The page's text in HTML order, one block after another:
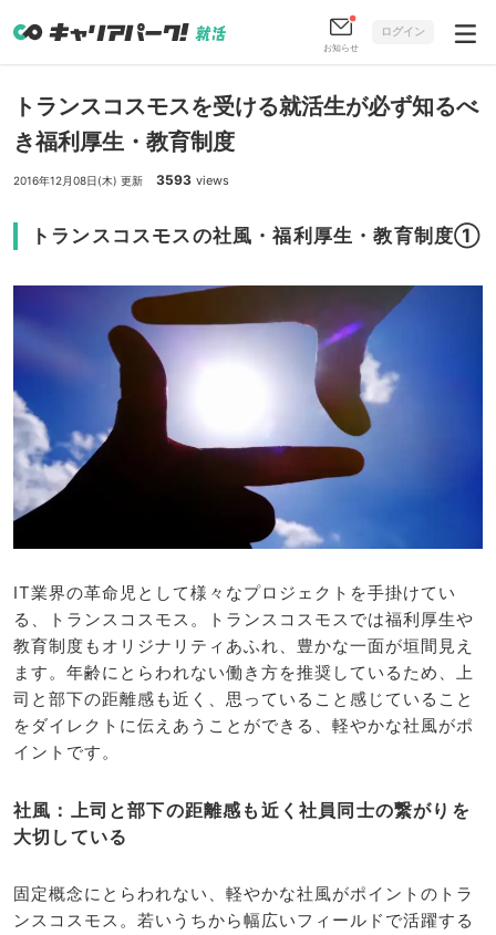
お知らせ
ログイン
トランスコスモスを受ける就活生が必ず知るべ
き福利厚生・教育制度
2016年12月08日(木) 更新 3593 views
トランスコスモスの社風・福利厚生・教育制度①
IT業界の革命児として様々なプロジェクトを手掛けてい
る、トランスコスモス。トランスコスモスでは福利厚生や
教育制度もオリジナリティあふれ、豊かな一面が垣間見え
ます。年齢にとらわれない働き方を推奨しているため、上
司と部下の距離感も近く、思っていること感じていること
をダイレクトに伝えあうことができる、軽やかな社風がポ
イントです。
社風：上司と部下の距離感も近く社員同士の繋がりを
大切している
固定概念にとらわれない、軽やかな社風がポイントのトラ
ンスコスモス。若いうちから幅広いフィールドで活躍する